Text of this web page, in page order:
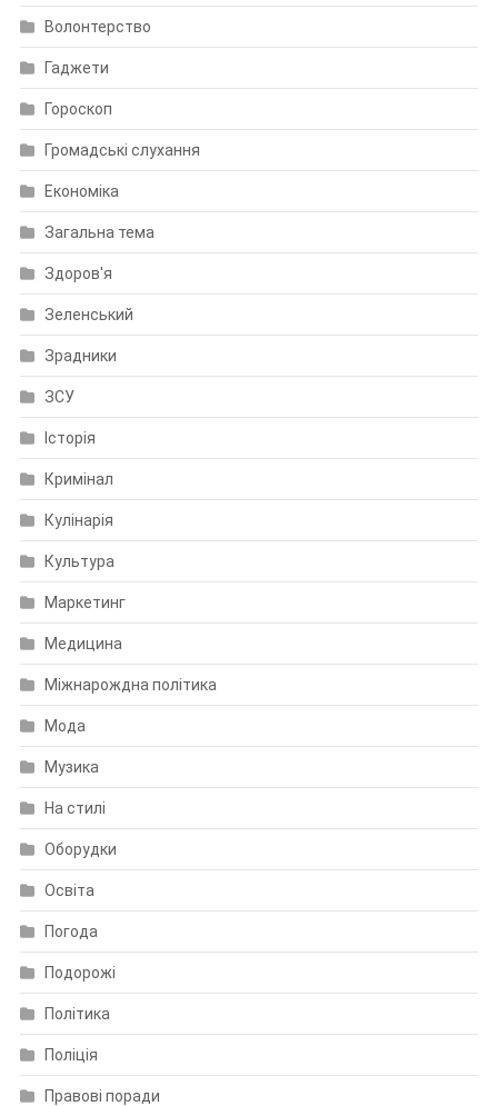
Волонтерство
Гаджети
Гороскоп
Громадські слухання
Економіка
Загальна тема
Здоров'я
Зеленський
Зрадники
ЗСУ
Історія
Кримінал
Кулінарія
Культура
Маркетинг
Медицина
Міжнарождна політика
Мода
Музика
На стилі
Оборудки
Освіта
Погода
Подорожі
Політика
Поліція
Правові поради